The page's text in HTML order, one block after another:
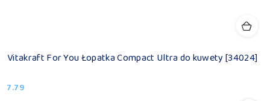
Vitakraft For You Łopatka Compact Ultra do kuwety [34024]
Cena:
7.79